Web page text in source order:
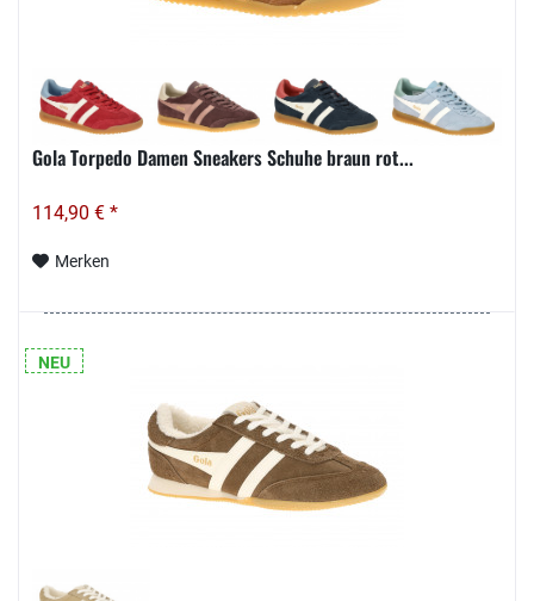
Gola Torpedo Damen Sneakers Schuhe braun rot...
114,90 € *
Merken
NEU